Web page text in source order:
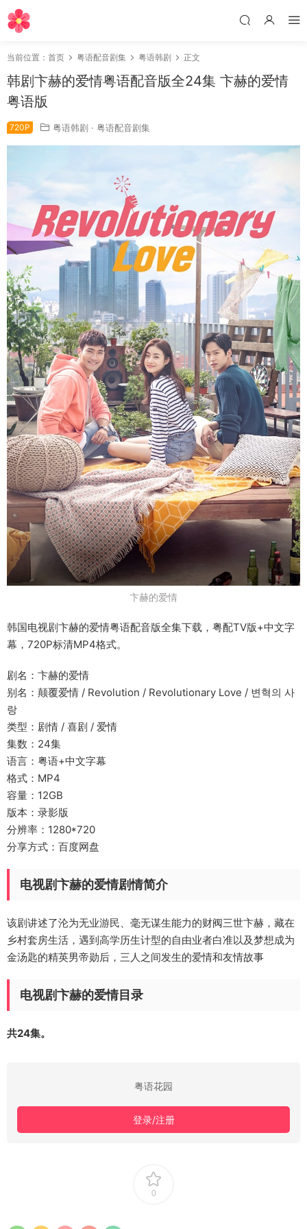
当前位置： 首页 粤语配音剧集 粤语韩剧 正文
韩剧卞赫的爱情粤语配音版全24集 卞赫的爱情
粤语版
720P 粤语韩剧 · 粤语配音剧集
卞赫的爱情
韩国电视剧卞赫的爱情粤语配音版全集下载，粤配TV版+中文字
幕，720P标清MP4格式。
剧名：卞赫的爱情
别名：颠覆爱情 / Revolution / Revolutionary Love / 변혁의 사
랑
类型：剧情 / 喜剧 / 爱情
集数：24集
语言：粤语+中文字幕
格式：MP4
容量：12GB
版本：录影版
分辨率：1280*720
分享方式：百度网盘
电视剧卞赫的爱情剧情简介
该剧讲述了沦为无业游民、毫无谋生能力的财阀三世卞赫，藏在
乡村套房生活，遇到高学历生计型的自由业者白准以及梦想成为
金汤匙的精英男帝勋后，三人之间发生的爱情和友情故事
电视剧卞赫的爱情目录
共24集。
粤语花园
登录/注册
0